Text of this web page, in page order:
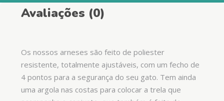
Avaliações (0)
Os nossos arneses são feito de poliester
resistente, totalmente ajustáveis, com um fecho de
4 pontos para a segurança do seu gato. Tem ainda
uma argola nas costas para colocar a trela que